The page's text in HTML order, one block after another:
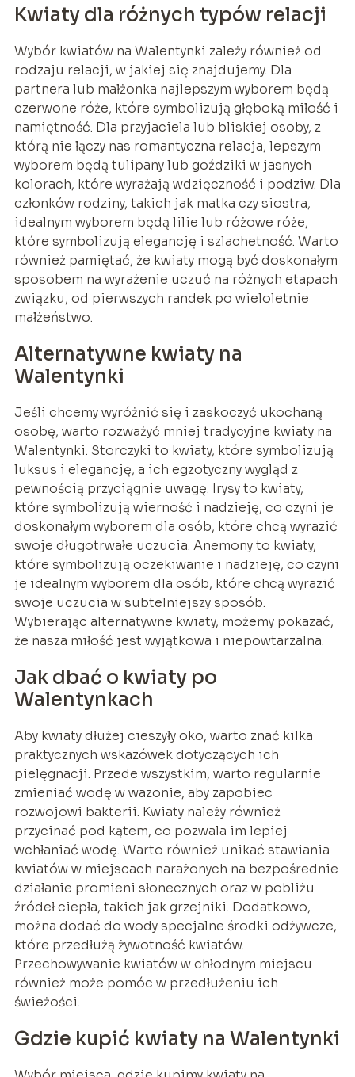
Kwiaty dla różnych typów relacji
Wybór kwiatów na Walentynki zależy również od
rodzaju relacji, w jakiej się znajdujemy. Dla
partnera lub małżonka najlepszym wyborem będą
czerwone róże, które symbolizują głęboką miłość i
namiętność. Dla przyjaciela lub bliskiej osoby, z
którą nie łączy nas romantyczna relacja, lepszym
wyborem będą tulipany lub goździki w jasnych
kolorach, które wyrażają wdzięczność i podziw. Dla
członków rodziny, takich jak matka czy siostra,
idealnym wyborem będą lilie lub różowe róże,
które symbolizują elegancję i szlachetność. Warto
również pamiętać, że kwiaty mogą być doskonałym
sposobem na wyrażenie uczuć na różnych etapach
związku, od pierwszych randek po wieloletnie
małżeństwo.
Alternatywne kwiaty na
Walentynki
Jeśli chcemy wyróżnić się i zaskoczyć ukochaną
osobę, warto rozważyć mniej tradycyjne kwiaty na
Walentynki. Storczyki to kwiaty, które symbolizują
luksus i elegancję, a ich egzotyczny wygląd z
pewnością przyciągnie uwagę. Irysy to kwiaty,
które symbolizują wierność i nadzieję, co czyni je
doskonałym wyborem dla osób, które chcą wyrazić
swoje długotrwałe uczucia. Anemony to kwiaty,
które symbolizują oczekiwanie i nadzieję, co czyni
je idealnym wyborem dla osób, które chcą wyrazić
swoje uczucia w subtelniejszy sposób.
Wybierając alternatywne kwiaty, możemy pokazać,
że nasza miłość jest wyjątkowa i niepowtarzalna.
Jak dbać o kwiaty po
Walentynkach
Aby kwiaty dłużej cieszyły oko, warto znać kilka
praktycznych wskazówek dotyczących ich
pielęgnacji. Przede wszystkim, warto regularnie
zmieniać wodę w wazonie, aby zapobiec
rozwojowi bakterii. Kwiaty należy również
przycinać pod kątem, co pozwala im lepiej
wchłaniać wodę. Warto również unikać stawiania
kwiatów w miejscach narażonych na bezpośrednie
działanie promieni słonecznych oraz w pobliżu
źródeł ciepła, takich jak grzejniki. Dodatkowo,
można dodać do wody specjalne środki odżywcze,
które przedłużą żywotność kwiatów.
Przechowywanie kwiatów w chłodnym miejscu
również może pomóc w przedłużeniu ich
świeżości.
Gdzie kupić kwiaty na Walentynki